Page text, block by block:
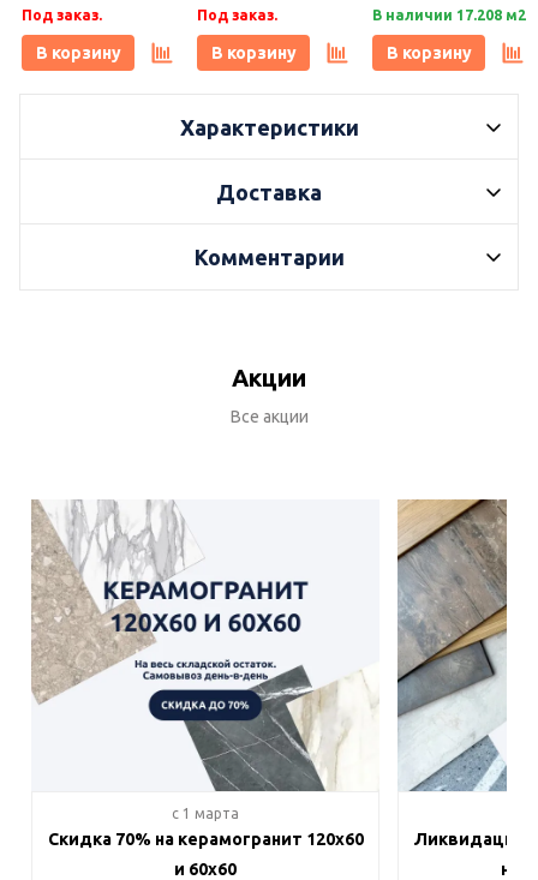
Marazzi (Керама
Марацци)
Под заказ.
В корзину
Marazzi (Керама
Марацци)
Под заказ.
В корзину
Marazzi (Керама
Марацци)
В наличии 17.208 м2
В корзину
Характеристики
Доставка
Комментарии
Акции
Все акции
c 1 марта
Скидка 70% на керамогранит 120х60
и 60х60
Ликвидация
на